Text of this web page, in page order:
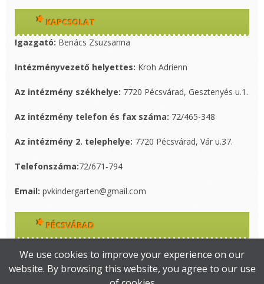
KAPCSOLAT
Igazgató: Benács Zsuzsanna
Intézményvezető helyettes: Kroh Adrienn
Az intézmény székhelye: 7720 Pécsvárad, Gesztenyés u.1.
Az intézmény telefon és fax száma: 72/465-348
Az intézmény 2. telephelye: 7720 Pécsvárad, Vár u.37.
Telefonszáma:72/671-794
Email: pvkindergarten@gmail.com
PÉCSVÁRAD
We use cookies to improve your experience on our
website. By browsing this website, you agree to our use